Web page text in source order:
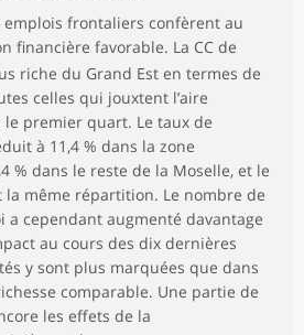
emplois frontaliers confèrent au
financière favorable. La CC de
riche du Grand Est en termes de
celles qui jouxtent l’aire
le premier quart. Le taux de
à 11,4 % dans la zone
% dans le reste de la Moselle, et le
la même répartition. Le nombre de
a cependant augmenté davantage
au cours des dix dernières
y sont plus marquées que dans
comparable. Une partie de
les effets de la